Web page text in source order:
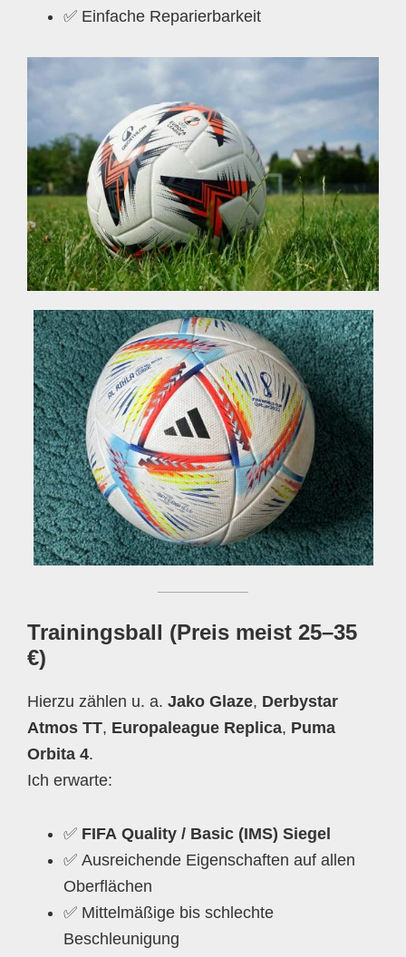
✅ Einfache Reparierbarkeit
Trainingsball (Preis meist 25–35
€)
Hierzu zählen u. a. Jako Glaze, Derbystar
Atmos TT, Europaleague Replica, Puma
Orbita 4.
Ich erwarte:
✅ FIFA Quality / Basic (IMS) Siegel
✅ Ausreichende Eigenschaften auf allen
Oberflächen
✅ Mittelmäßige bis schlechte
Beschleunigung